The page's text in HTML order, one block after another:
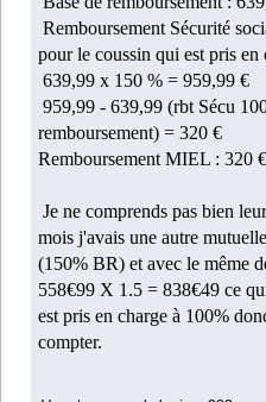
Remboursement Sécurité
pour le coussin qui est pris en
639,99 x 150 % = 959,99 €
959,99 - 639,99 (rbt Sécu
remboursement) = 320 €
Remboursement MIEL : 320 €
Je ne comprends pas bien
mois j'avais une autre
(150% BR) et avec le même
558€99 X 1.5 = 838€49 ce
est pris en charge à 100%
compter.